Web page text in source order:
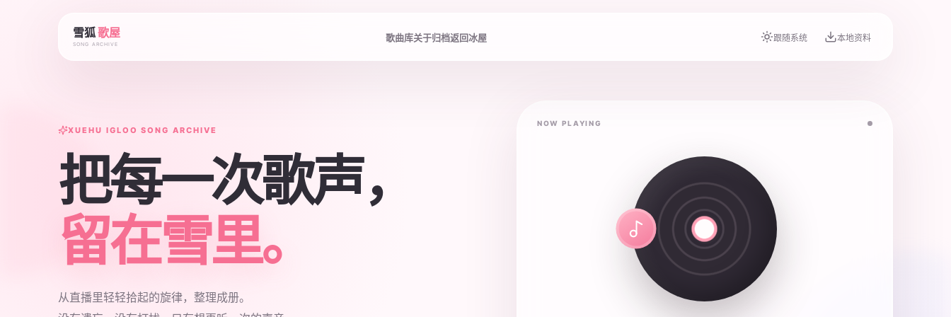
雪狐歌屋
SONG ARCHIVE
歌曲库关于归档返回冰屋 跟随系统 本地资料
XUEHU IGLOO SONG ARCHIVE
把每一次歌声，
留在雪里。
从直播里轻轻拾起的旋律，整理成册。
NOW PLAYING